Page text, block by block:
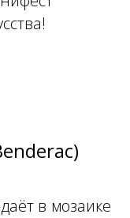
в мозаике